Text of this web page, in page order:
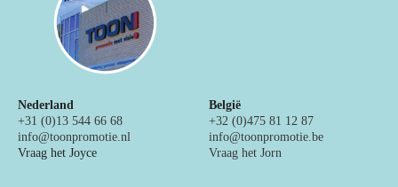
Nederland
+31 (0)13 544 66 68
info@toonpromotie.nl
Vraag het Joyce
België
+32 (0)475 81 12 87
info@toonpromotie.be
Vraag het Jorn